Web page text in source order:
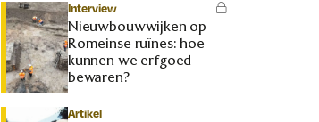
Interview
Nieuwbouwwijken op
Romeinse ruïnes: hoe
kunnen we erfgoed
bewaren?
Artikel